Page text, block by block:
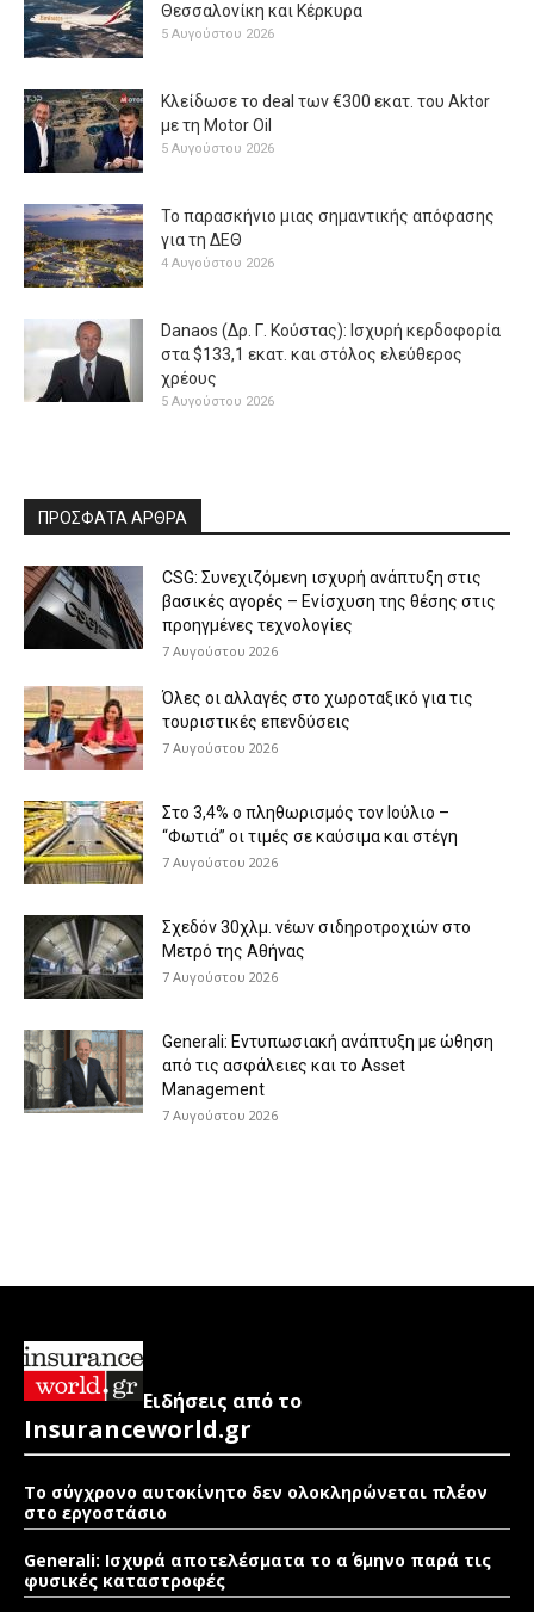
Θεσσαλονίκη και Κέρκυρα
5 Αυγούστου 2026
Κλείδωσε το deal των €300 εκατ. του Aktor
με τη Μotor Oil
5 Αυγούστου 2026
Το παρασκήνιο μιας σημαντικής απόφασης
για τη ΔΕΘ
4 Αυγούστου 2026
Danaos (Δρ. Γ. Κούστας): Ισχυρή κερδοφορία
στα $133,1 εκατ. και στόλος ελεύθερος
χρέους
5 Αυγούστου 2026
ΠΡΟΣΦΑΤΑ ΑΡΘΡΑ
CSG: Συνεχιζόμενη ισχυρή ανάπτυξη στις
βασικές αγορές – Ενίσχυση της θέσης στις
προηγμένες τεχνολογίες
7 Αυγούστου 2026
Όλες οι αλλαγές στο χωροταξικό για τις
τουριστικές επενδύσεις
7 Αυγούστου 2026
Στο 3,4% ο πληθωρισμός τον Ιούλιο –
“Φωτιά” οι τιμές σε καύσιμα και στέγη
7 Αυγούστου 2026
Σχεδόν 30χλμ. νέων σιδηροτροχιών στο
Μετρό της Αθήνας
7 Αυγούστου 2026
Generali: Eντυπωσιακή ανάπτυξη με ώθηση
από τις ασφάλειες και το Asset
Management
7 Αυγούστου 2026
Ειδήσεις από το
Insuranceworld.gr
Το σύγχρονο αυτοκίνητο δεν ολοκληρώνεται πλέον
στο εργοστάσιο
Generali: Ισχυρά αποτελέσματα το α΄ 6μηνο παρά τις
φυσικές καταστροφές